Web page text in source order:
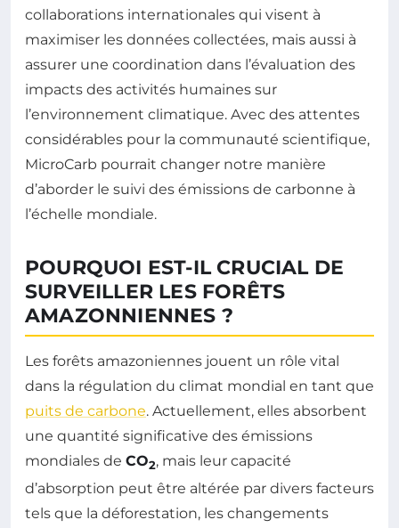
collaborations internationales qui visent à
maximiser les données collectées, mais aussi à
assurer une coordination dans l’évaluation des
impacts des activités humaines sur
l’environnement climatique. Avec des attentes
considérables pour la communauté scientifique,
MicroCarb pourrait changer notre manière
d’aborder le suivi des émissions de carbonne à
l’échelle mondiale.
POURQUOI EST-IL CRUCIAL DE
SURVEILLER LES FORÊTS
AMAZONNIENNES ?
Les forêts amazoniennes jouent un rôle vital
dans la régulation du climat mondial en tant que
puits de carbone. Actuellement, elles absorbent
une quantité significative des émissions
mondiales de CO2, mais leur capacité
d’absorption peut être altérée par divers facteurs
tels que la déforestation, les changements